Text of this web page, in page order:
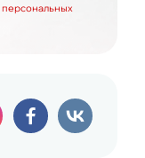
персональных